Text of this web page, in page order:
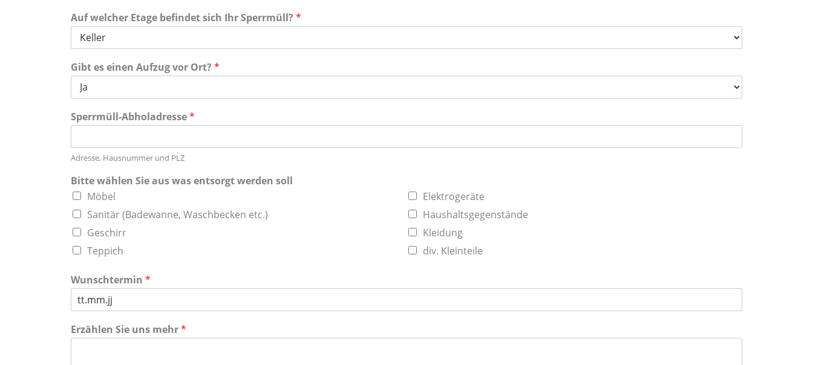
Auf welcher Etage befindet sich Ihr Sperrmüll? *
Gibt es einen Aufzug vor Ort? *
Sperrmüll-Abholadresse*
Adresse, Hausnummer und PLZ
Bitte wählen Sie aus was entsorgt werden soll
Möbel
Elektrogeräte
Sanitär (Badewanne, Waschbecken etc.)
Haushaltsgegenstände
Geschirr
Kleidung
Teppich
div. Kleinteile
Wunschtermin *
Erzählen Sie uns mehr*